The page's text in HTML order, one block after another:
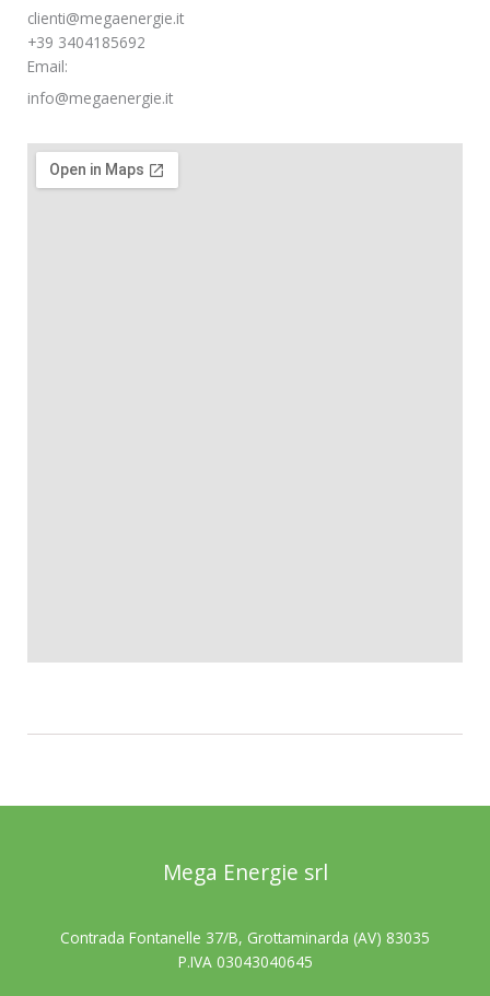
clienti@megaenergie.it
+39 3404185692
Email:
info@megaenergie.it
Mega Energie srl
Contrada Fontanelle 37/B, Grottaminarda (AV) 83035
P.IVA 03043040645